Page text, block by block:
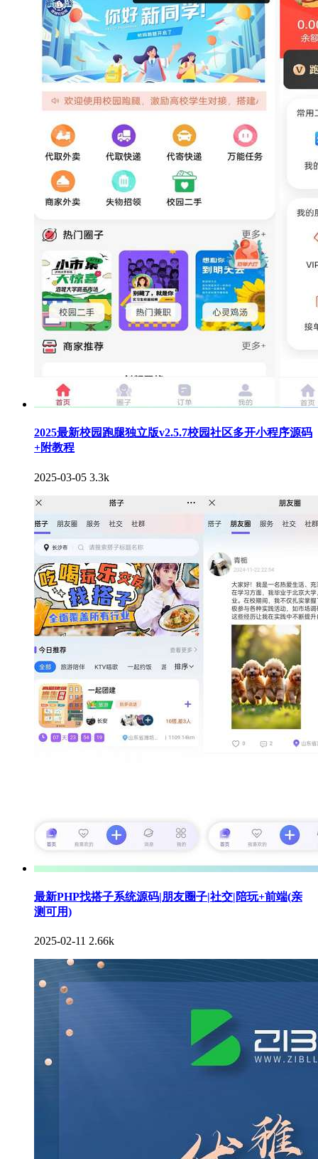
2025最新校园跑腿独立版v2.5.7校园社区多开小程序源码
+附教程
2025-03-05 3.3k
最新PHP找搭子系统源码|朋友圈子|社交|陪玩+前端(亲
测可用)
2025-02-11 2.66k